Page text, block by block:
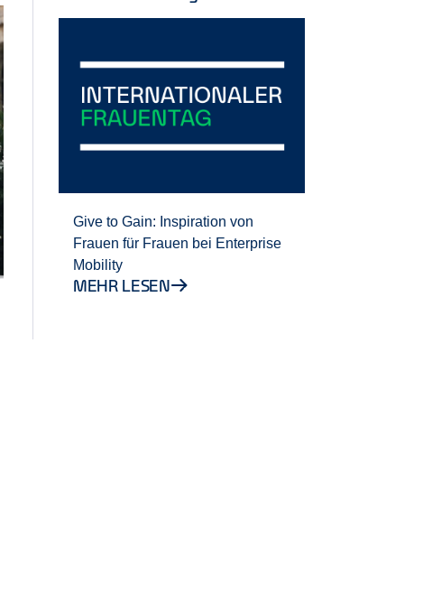
Give to Gain: Inspiration von
Frauen für Frauen bei Enterprise
Mobility
MEHR LESEN